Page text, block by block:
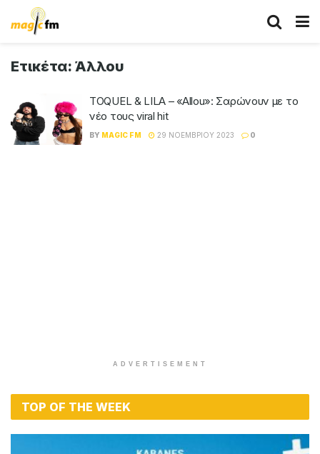
Ετικέτα: Άλλου
TOQUEL & LILA – «Allou»: Σαρώνουν με το
νέο τους viral hit
BY MAGIC FM 29 ΝΟΕΜΒΡΊΟΥ 2023 0
ADVERTISEMENT
TOP OF THE WEEK